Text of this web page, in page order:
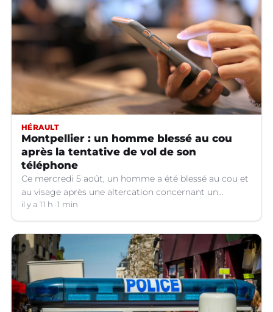
HÉRAULT
Montpellier : un homme blessé au cou
après la tentative de vol de son
téléphone
Ce mercredi 5 août, un homme a été blessé au cou et
au visage après une altercation concernant un
téléphone portable à Montpellier (Hérault).
il y a 11 h 1 min